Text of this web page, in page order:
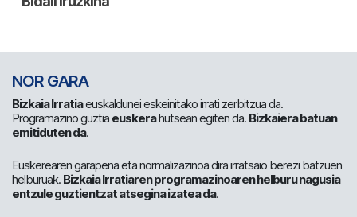
NOR GARA
Bizkaia Irratiaeuskaldunei eskeinitako irrati zerbitzua da.
Programazino guztia euskerahutsean egiten da. Bizkaiera batuan
emitiduten da.
Euskerearen garapena eta normalizazinoa dira irratsaio berezi batzuen
helburuak. Bizkaia Irratiaren programazinoaren helburu nagusia
entzule guztientzat atsegina izatea da.